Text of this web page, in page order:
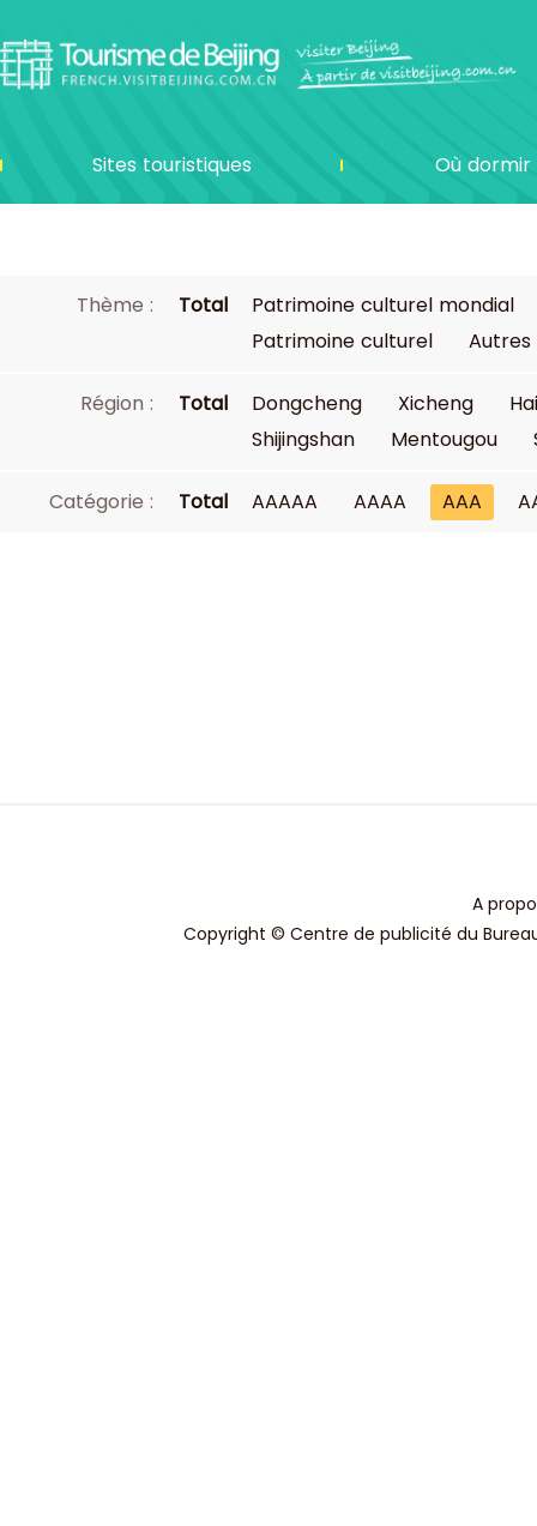
Sites touristiques Où dormir
Thème : Total
Patrimoine culturel mondial
Patrimoine culturel
Autres
Région : Total Dongcheng Xicheng
Shijingshan
Mentougou
Catégorie : Total AAAAA AAAA AAA
A
Copyright © Centre de publicité du